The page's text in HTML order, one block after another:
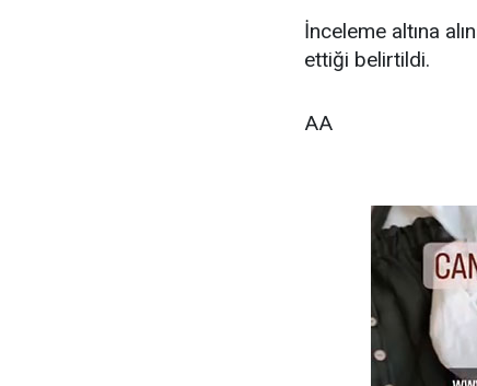
İnceleme altına
ettiği belirtildi.
AA